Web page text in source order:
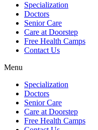
Specialization
Doctors
Senior Care
Care at Doorstep
Free Health Camps
Contact Us
Menu
Specialization
Doctors
Senior Care
Care at Doorstep
Free Health Camps